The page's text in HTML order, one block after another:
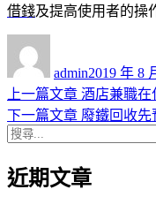
借錢及提高使用者的操
admin佈
日
期:
2019 年 8
文
章
導
覽
上一篇文章 上
一
章:
酒店兼職在
下一篇文章 下
文
廢鐵回收
搜
關
近期文章